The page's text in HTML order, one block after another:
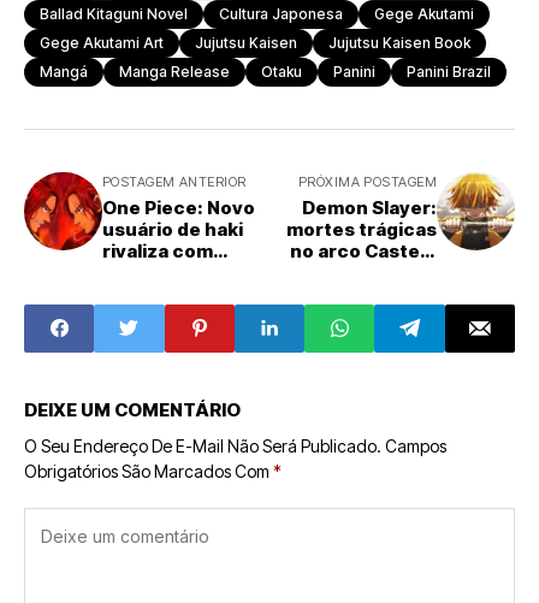
Ballad Kitaguni Novel
Cultura Japonesa
Gege Akutami
Gege Akutami Art
Jujutsu Kaisen
Jujutsu Kaisen Book
Mangá
Manga Release Otaku Panini Panini Brazil
POSTAGEM ANTERIOR
One Piece: Novo
usuário de haki
rivaliza com
PRÓXIMA POSTAGEM
Demon Slayer:
mortes trágicas
no arco Castelo
DEIXE UM COMENTÁRIO
O Seu Endereço De E-Mail Não Será Publicado. Campos
Obrigatórios São Marcados Com *